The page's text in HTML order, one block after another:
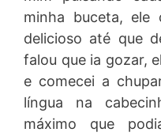
minha buceta, ele
delicioso até que
falou que ia gozar,
e comecei a
língua na
máximo que